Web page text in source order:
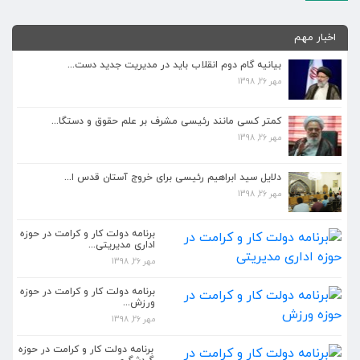
اخبار مهم
بیانیه گام دوم انقلاب باید در مدیریت جدید دست...
مهر 26, 1398
کمتر کسی مانند رئیسی مشرف بر علم حقوق و دستگا...
مهر 26, 1398
دلایل سید ابراهیم رئیسی برای خروج آستان قدس ا...
مهر 26, 1398
برنامه دولت کار و کرامت در حوزه
اداری مدیریتی...
مهر 26, 1398
برنامه دولت کار و کرامت در حوزه
ورزش...
مهر 26, 1398
برنامه دولت کار و کرامت در حوزه
کمتر کسی مانند رئیسی مشرف بر علم حقوق و دستگا...
دلایل سید ابراهیم رئیسی برای خروج آستان قدس ا...
برنامه دولت کار و کرامت در حوزه اداری مدیریتی...
مهر 26, 1398